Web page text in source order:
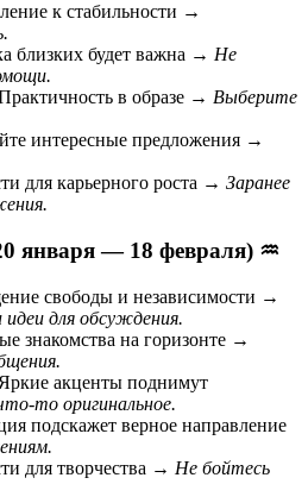
к стабильности →
близких будет важна → Не
в образе → Выберите
интересные предложения →
для карьерного роста → Заранее
января — 18 февраля) ♒
свободы и независимости →
для обсуждения.
знакомства на горизонте →
Яркие акценты поднимут
то оригинальное.
подскажет верное направление
для творчества → Не бойтесь